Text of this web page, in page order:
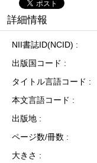
詳細情報
NII書誌ID(NCID)
出版国コード
タイトル言語コード
本文言語コード
出版地
ページ数/冊数
大きさ